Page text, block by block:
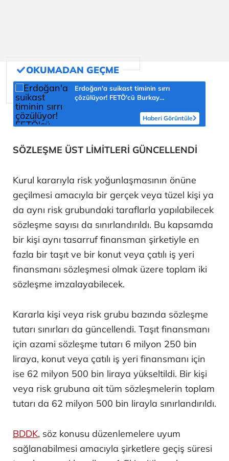
Erdoğan'a suikast timinin sırrı
çözülüyor! FETÖ'cü Burkay
Haberi Görüntüle
SÖZLEŞME ÜST LİMİTLERİ GÜNCELLENDİ
Kurul kararıyla risk yoğunlaşmasının önüne
geçilmesi amacıyla bir gerçek veya tüzel kişi ya
da aynı risk grubundaki taraflarla yapılabilecek
sözleşme sayısı da sınırlandırıldı. Bu kapsamda
bir kişi aynı tasarruf finansman şirketiyle en
fazla bir taşıt ve bir konut veya çatılı iş yeri
finansmanı sözleşmesi olmak üzere toplam iki
sözleşme imzalayabilecek.
Kararla kişi veya risk grubu bazında sözleşme
tutarı sınırları da güncellendi. Taşıt finansmanı
için azami sözleşme tutarı 6 milyon 250 bin
liraya, konut veya çatılı iş yeri finansmanı için
ise 62 milyon 500 bin liraya yükseltildi. Bir kişi
veya risk grubuna ait tüm sözleşmelerin toplam
tutarı da 62 milyon 500 bin lirayla sınırlandırıldı.
BDDK, söz konusu düzenlemelere uyum
sağlanabilmesi amacıyla şirketlere geçiş süresi